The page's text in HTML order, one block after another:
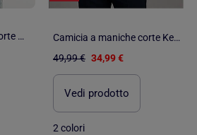
Camicetta a maniche corte con scollo a V
Camicia a maniche corte Kebello
49,99 € 34,99 €
Vedi prodotto
2 colori